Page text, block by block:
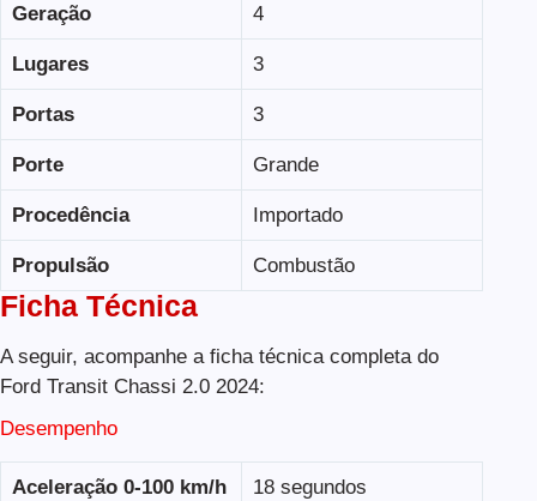
Geração 4
Lugares 3
Portas 3
Porte Grande
Procedência Importado
Propulsão Combustão
Ficha Técnica
A seguir, acompanhe a ficha técnica completa do
Ford Transit Chassi 2.0 2024:
Desempenho
Aceleração 0-100 km/h 18 segundos